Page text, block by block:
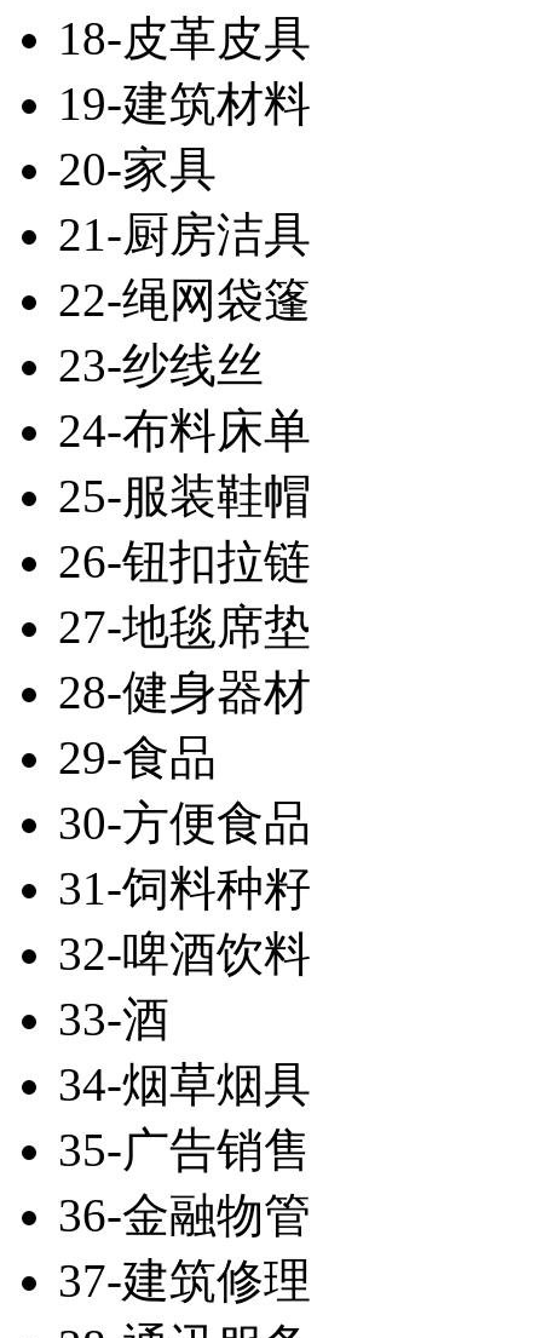
18-皮革皮具
19-建筑材料
20-家具
21-厨房洁具
22-绳网袋篷
23-纱线丝
24-布料床单
25-服装鞋帽
26-钮扣拉链
27-地毯席垫
28-健身器材
29-食品
30-方便食品
31-饲料种籽
32-啤酒饮料
33-酒
34-烟草烟具
35-广告销售
36-金融物管
37-建筑修理